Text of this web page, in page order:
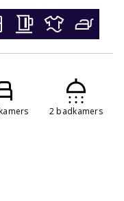
2 badkamers